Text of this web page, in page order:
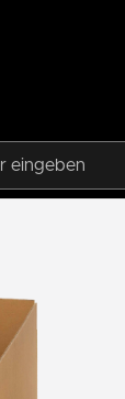
eingeben